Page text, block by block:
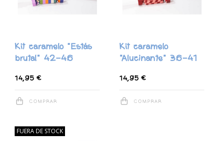
Kit caramelo "Estás
brutal" 42-46
14,95 €
COMPRAR
Kit caramelo
"Alucinante" 36-41
14,95 €
COMPRAR
FUERA DE STOCK